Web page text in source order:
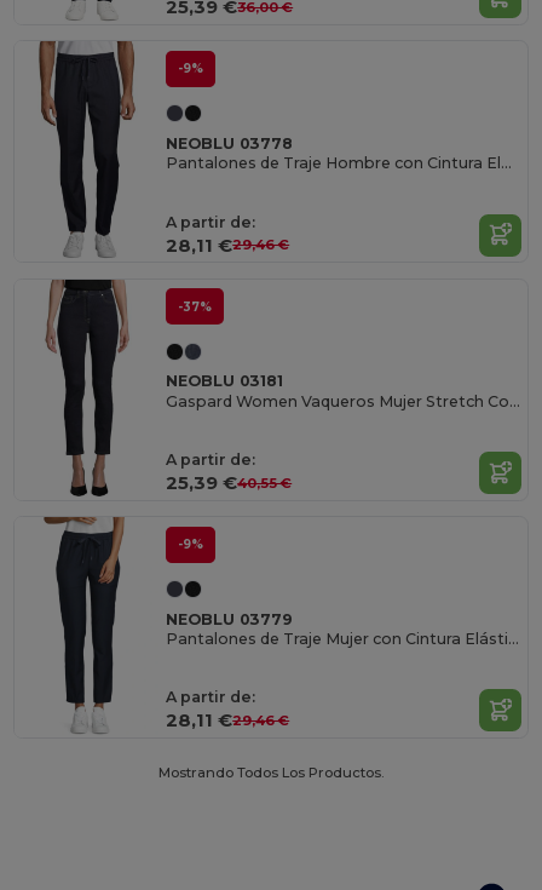
25,39 €36,00 €
-9%
NEOBLU 03778
Pantalones de Traje Hombre con Cintura Elástica
A partir de:
28,11 €29,46 €
-37%
NEOBLU 03181
Gaspard Women Vaqueros Mujer Stretch Corte Ajustado
A partir de:
25,39 €40,55 €
-9%
NEOBLU 03779
Pantalones de Traje Mujer con Cintura Elástica
A partir de:
28,11 €29,46 €
Mostrando Todos Los Productos.